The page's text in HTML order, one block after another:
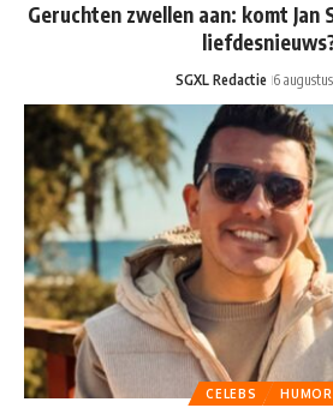
Geruchten zwellen aan: komt
SGXL Redactie 6
CELEBS HUMOR